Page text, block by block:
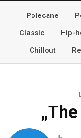
Polecane
Classic
Hip-
Chillout